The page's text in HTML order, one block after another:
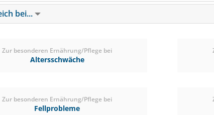
bei...
Zur besonderen Ernährung/Pflege bei
Altersschwäche
Zur besonderen Ernährung/Pflege bei
Fellprobleme